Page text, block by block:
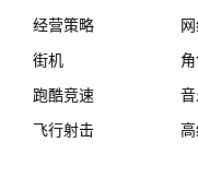
经营策略
街机
跑酷竞速
飞行射击